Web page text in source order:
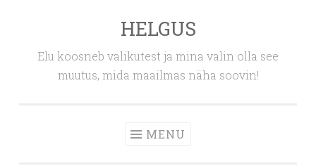
HELGUS
Elu koosneb valikutest ja mina valin olla see
muutus, mida maailmas näha soovin!
MENU